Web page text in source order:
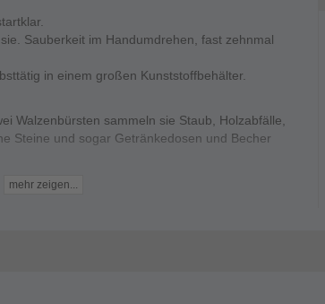
Sauberkeit im Handumdrehen, fast zehnmal
in einem großen Kunststoffbehälter.
Walzenbürsten sammeln sie Staub, Holzabfälle,
Steine und sogar Getränkedosen und Becher
gegenläufigen Kehrwalzen macht dies
mehr zeigen...